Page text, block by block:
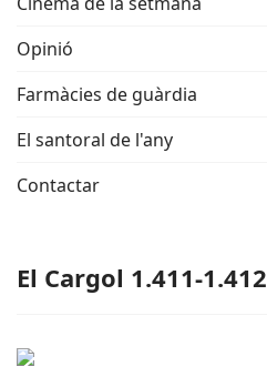
Opinió
Farmàcies de guàrdia
El santoral de l'any
Contactar
El Cargol 1.411-1.412